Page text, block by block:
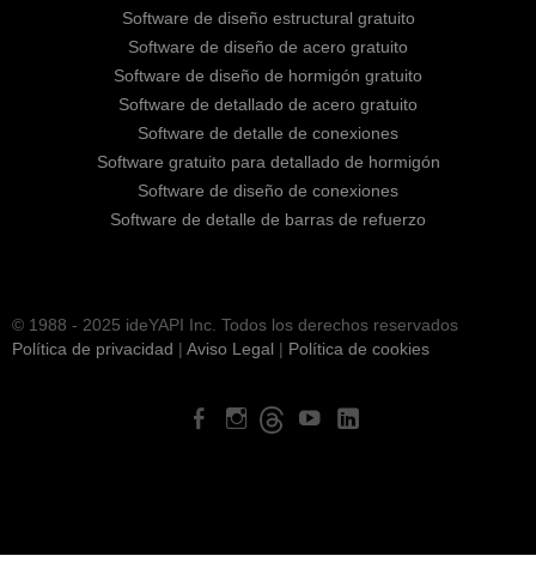
Software de diseño estructural gratuito
Software de diseño de acero gratuito
Software de diseño de hormigón gratuito
Software de detallado de acero gratuito
Software de detalle de conexiones
Software gratuito para detallado de hormigón
Software de diseño de conexiones
Software de detalle de barras de refuerzo
© 1988 - 2025 ideYAPI Inc. Todos los derechos reservados
Política de privacidad | Aviso Legal | Política de cookies